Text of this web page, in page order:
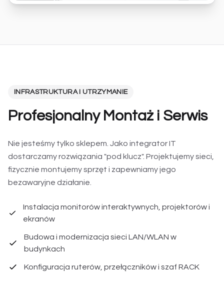
INFRASTRUKTURA I UTRZYMANIE
Profesjonalny Montaż i Serwis
Nie jesteśmy tylko sklepem. Jako integrator IT
dostarczamy rozwiązania "pod klucz". Projektujemy sieci,
fizycznie montujemy sprzęt i zapewniamy jego
bezawaryjne działanie.
Instalacja monitorów interaktywnych, projektorów i
ekranów
Budowa i modernizacja sieci LAN/WLAN w
budynkach
Konfiguracja ruterów, przełączników i szaf RACK